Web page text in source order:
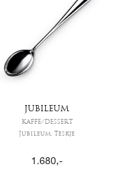
JUBILEUM
KAFFE/DESSERT
Jubileum, Teskje
1.680,-